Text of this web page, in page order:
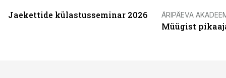
Jaekettide külastusseminar 2026 ÄRIPÄEVA
Müügist